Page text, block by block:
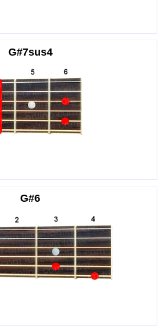
G#7sus4
G#6